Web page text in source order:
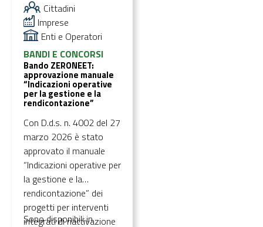
dei giovani
NEET"ZERONEET: Reti di
opportunità per
l’inserimento
occupazionale e le
competenze”.
Cittadini
Imprese
Enti e Operatori
BANDI E CONCORSI
Bando ZERONEET:
approvazione manuale
“Indicazioni operative
per la gestione e la
rendicontazione”
Con D.d.s. n. 4002 del 27
marzo 2026 è stato
approvato il manuale
“Indicazioni operative per
la gestione e la
rendicontazione” dei
progetti per interventi
integrati di riattivazione
Sono disponibili in